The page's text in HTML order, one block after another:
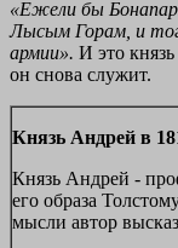
«Ежели бы
Лысым Горам, и
армии». И это
он снова служит.
Князь Андрей в
Князь Андрей -
его образа
мысли автор